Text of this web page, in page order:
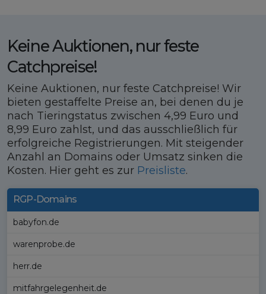
Keine Auktionen, nur feste
Catchpreise!
Keine Auktionen, nur feste Catchpreise! Wir
bieten gestaffelte Preise an, bei denen du je
nach Tieringstatus zwischen 4,99 Euro und
8,99 Euro zahlst, und das ausschließlich für
erfolgreiche Registrierungen. Mit steigender
Anzahl an Domains oder Umsatz sinken die
Kosten. Hier geht es zur Preisliste.
RGP-Domains
babyfon.de
warenprobe.de
herr.de
mitfahrgelegenheit.de